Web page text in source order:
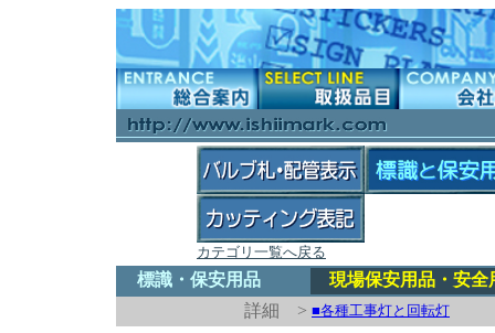
カテゴリ一覧へ戻る
標識・保安用品
現場保安用品・安全
詳細 > ■各種工事灯と回転灯